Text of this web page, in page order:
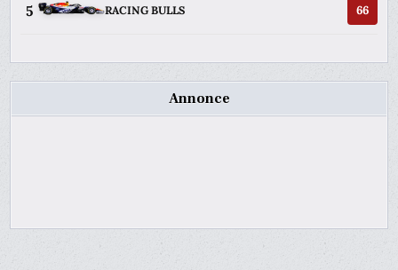
5 RACING BULLS 66
Annonce